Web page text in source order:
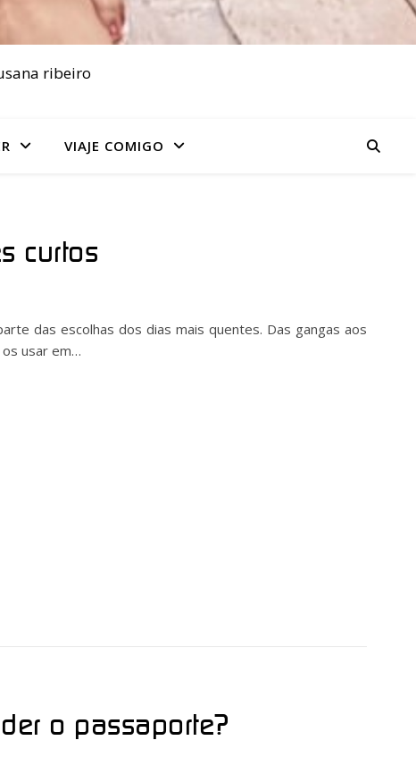
ribeiro
VIAJE COMIGO
curtos
das escolhas dos dias mais quentes. Das gangas aos
usar em…
o passaporte?